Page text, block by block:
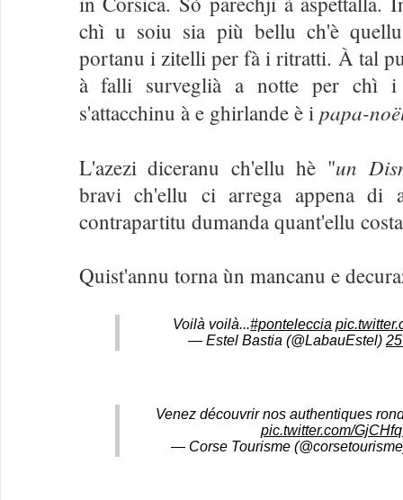
chì u soiu sia più bellu ch'è
portanu i zitelli per fà i ritratti. À tal
à falli surveglià a notte per chì
s'attacchinu à e ghirlande è i papa-
L'azezi diceranu ch'ellu hè "un
bravi ch'ellu ci arrega appena di
contrapartitu dumanda quant'ellu
Quist'annu torna ùn mancanu e
Voilà voilà...#ponteleccia
— Estel Bastia (@LabauEstel)
Venez découvrir nos authentiques
pic.twitter.com/
— Corse Tourisme